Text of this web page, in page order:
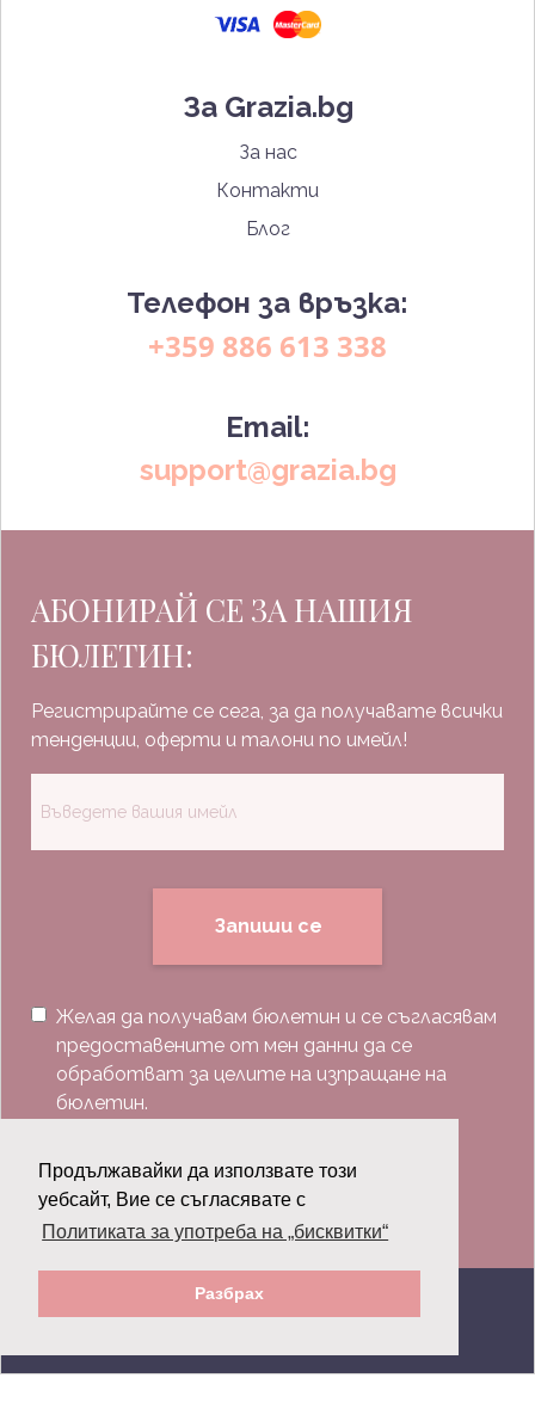
Продължавайки да използвате този
уебсайт, Вие се съгласявате с
Политиката за употреба на „бисквитки“
Разбрах
За Grazia.bg
За нас
Контакти
Блог
Телефон за връзка:
+359 886 613 338
Email:
support@grazia.bg
АБОНИРАЙ СЕ ЗА НАШИЯ
БЮЛЕТИН:
Регистрирайте се сега, за да получавате всички
тенденции, оферти и талони по имейл!
Запиши се
Желая да получавам бюлетин и се съгласявам
предоставените от мен данни да се
обработват за целите на изпращане на
бюлетин.
Последвай ни:
© 2026 Grazia.bg - Всички права запазени